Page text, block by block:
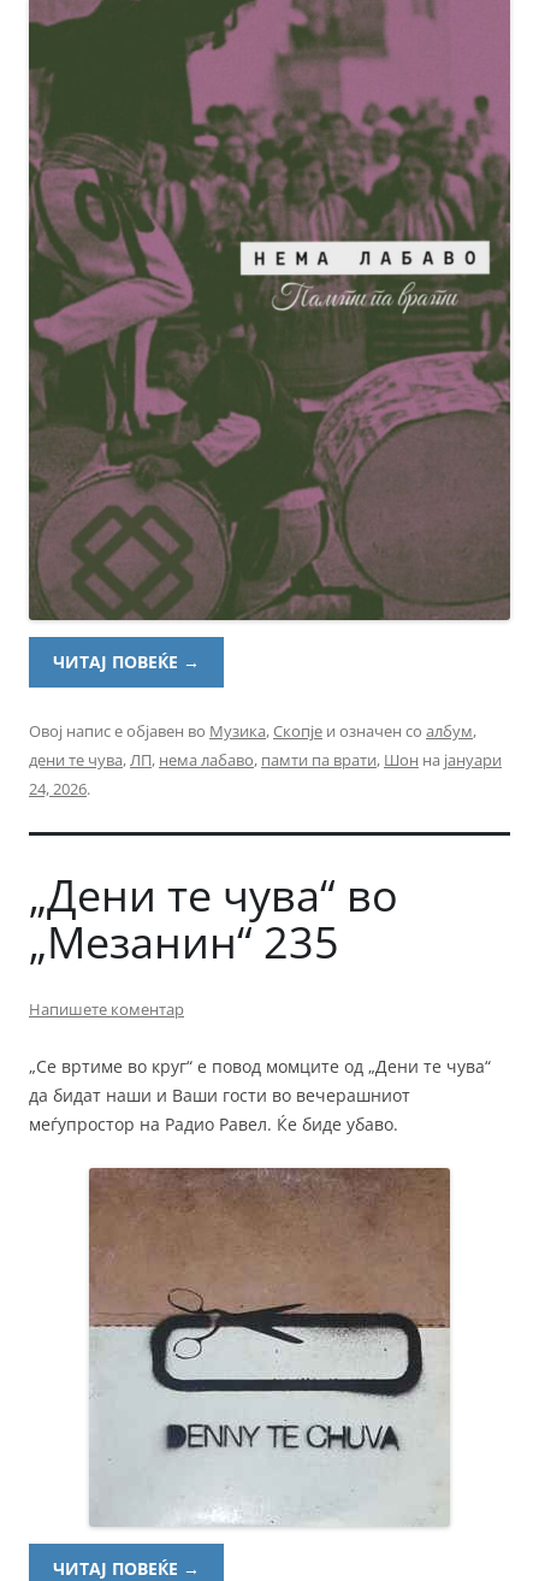
ЧИТАЈ ПОВЕЌЕ →
Овој напис е објавен во Музика,Скопје и означен со албум,
дени те чува,ЛП, нема лабаво, памти па врати, Шон на јануари
24, 2026.
„Дени те чува“ во
„Мезанин“ 235
Напишете коментар
„Се вртиме во круг“ е повод момците од „Дени те чува“
да бидат наши и Ваши гости во вечерашниот
меѓупростор на Радио Равел. Ќе биде убаво.
ЧИТАЈ ПОВЕЌЕ →